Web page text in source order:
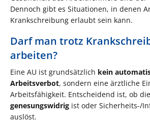
Dennoch gibt es Situationen, in denen
Krankschreibung erlaubt sein kann.
Darf man trotz
arbeiten?
Eine AU ist grundsätzlich kein
Arbeitsverbot, sondern eine ärztliche
Arbeitsfähigkeit. Entscheidend ist, ob
genesungswidrig ist oder Sicherheits-/
auslöst.